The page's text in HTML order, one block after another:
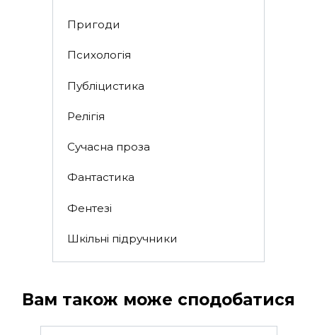
Пригоди
Психологія
Публіцистика
Релігія
Сучасна проза
Фантастика
Фентезі
Шкільні підручники
Вам також може сподобатися